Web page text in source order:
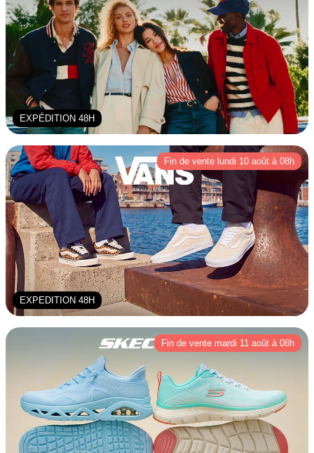
EXPÉDITION 48H
Fin de vente lundi 10 août à 08h
EXPEDITION 48H
Fin de vente mardi 11 août à 08h